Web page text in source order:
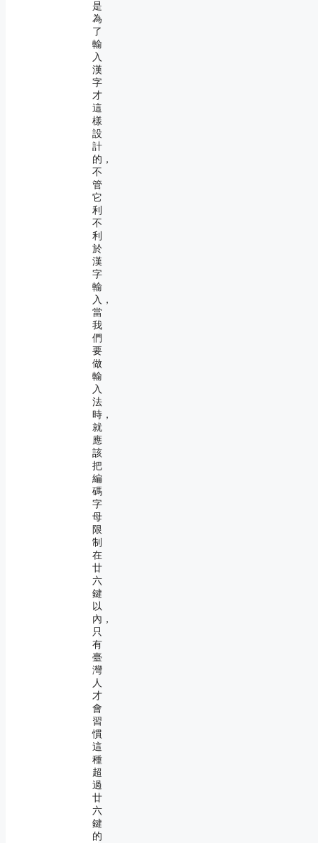
是
為
了
輸
入
漢
字
才
這
樣
設
計
的，
不
管
它
利
不
利
於
漢
字
輸
入，
當
我
們
要
做
輸
入
法
時，
就
應
該
把
編
碼
字
母
限
制
在
廿
六
鍵
以
內，
只
有
臺
灣
人
才
會
習
慣
這
種
超
過
廿
六
鍵
的